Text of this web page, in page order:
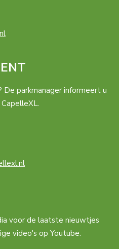
parkmanager informeert u
voor de laatste nieuwtjes
video's op Youtube.